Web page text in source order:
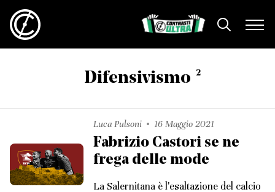
Difensivismo 2
Luca Pulsoni 16 Maggio 2021
Fabrizio Castori se ne
frega delle mode
La Salernitana è l'esaltazione del calcio